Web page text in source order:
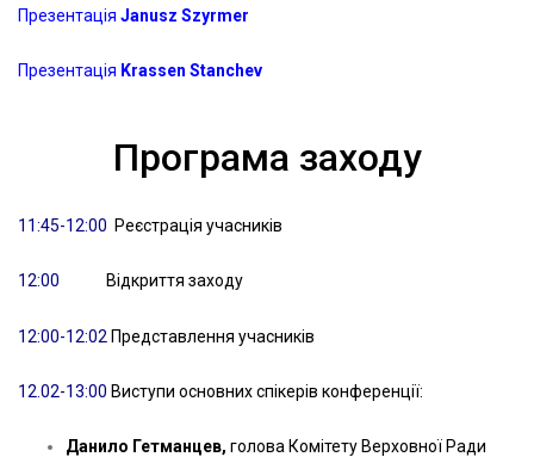
Презентація Janusz Szyrmer
Презентація Krassen Stanchev
Програма заходу
11:45-12:00 Реєстрація учасників
12:00 Відкриття заходу
12:00-12:02 Представлення учасників
12.02-13:00 Виступи основних спікерів конференції:
Данило Гетманцев, голова Комітету Верховної Ради